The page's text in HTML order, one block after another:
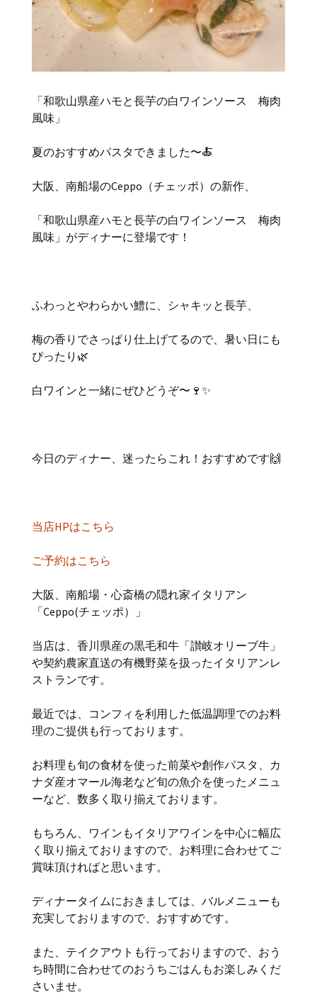
「和歌山県産ハモと長芋の白ワインソース 梅肉
風味」
夏のおすすめパスタできました〜🍝
大阪、南船場のCeppo（チェッポ）の新作、
「和歌山県産ハモと長芋の白ワインソース 梅肉
風味」がディナーに登場です！
ふわっとやわらかい鱧に、シャキッと長芋、
梅の香りでさっぱり仕上げてるので、暑い日にも
ぴったり🌿
白ワインと一緒にぜひどうぞ〜🍷✨
今日のディナー、迷ったらこれ！おすすめです🙌
当店HPはこちら
ご予約はこちら
大阪、南船場・心斎橋の隠れ家イタリアン
「Ceppo(チェッポ）」
当店は、香川県産の黒毛和牛「讃岐オリーブ牛」
や契約農家直送の有機野菜を扱ったイタリアンレ
ストランです。
最近では、コンフィを利用した低温調理でのお料
理のご提供も行っております。
お料理も旬の食材を使った前菜や創作パスタ、カ
ナダ産オマール海老など旬の魚介を使ったメニュ
ーなど、数多く取り揃えております。
もちろん、ワインもイタリアワインを中心に幅広
く取り揃えておりますので、お料理に合わせてご
賞味頂ければと思います。
ディナータイムにおきましては、バルメニューも
充実しておりますので、おすすめです。
また、テイクアウトも行っておりますので、おう
ち時間に合わせてのおうちごはんもお楽しみくだ
さいませ。